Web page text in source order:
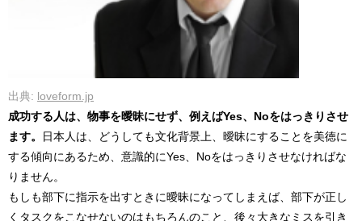
出典: loveform.jp
成功する人は、物事を曖昧にせず、例えばYes、Noをはっきりさせ
ます。
日本人は、どうしても文化背景上、曖昧にすることを美徳に
する傾向にあるため、意識的にYes、Noをはっきりさせなければな
りません。
もしも部下に指示を出すときに曖昧になってしまえば、部下が正し
くタスクをこなせないのはもちろんのこと、後々大きなミスを引き